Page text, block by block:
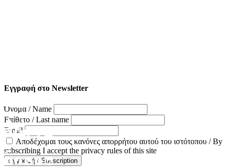
Εγγραφή στο Newsletter
Όνομα / Name
Επίθετο / Last name
Email
Αποδέχομαι τους κανόνες απορρήτου αυτού του ιστότοπου / By
subscribing I accept the privacy rules of this site